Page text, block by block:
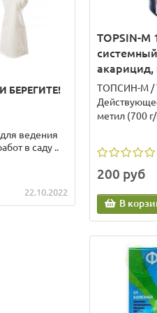
БЕРЕГИТЕ!
ведения
в саду ..
22.10.2022
Полезная
здорового
Читать
TOPSIN-M
акарицид,
ТОПСИН-М /
метил (700
200 руб
В